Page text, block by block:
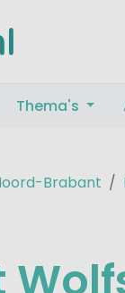
Thema's
Brabant